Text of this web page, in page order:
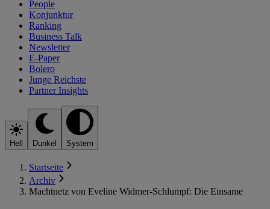
People
Konjunktur
Ranking
Business Talk
Newsletter
E-Paper
Bolero
Junge Reichste
Partner Insights
Hell Dunkel System
Startseite
Archiv
Machtnetz von Eveline Widmer-Schlumpf: Die Einsame